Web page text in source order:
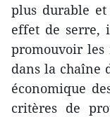
plus durable
effet de serre,
promouvoir les
dans la chaîne
économique
critères de